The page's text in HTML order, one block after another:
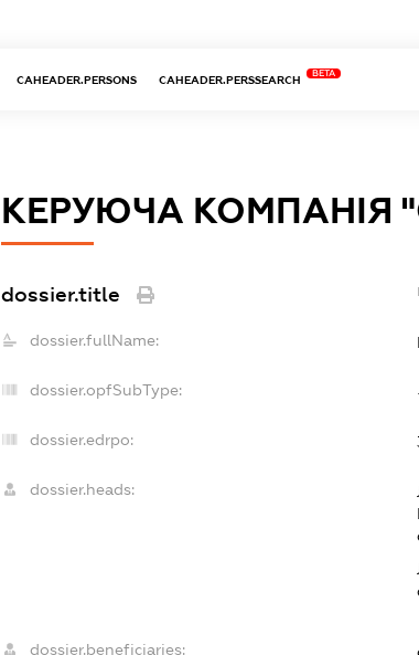
CAHEADER.PERSONS CAHEADER.PERSSEARCH
BETA
КЕРУЮЧА КОМПАНІЯ
dossier.title
dossier.fullName:
dossier.opfSubType:
dossier.edrpo:
dossier.heads:
dossier.beneficiaries: